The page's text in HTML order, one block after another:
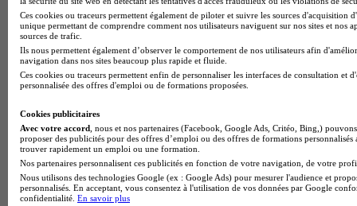
BTS Ndrc en alternance
BTS Sam en alternance
Cap Fleuriste en alternance
BTS Sio en alternance
MSc Marketing Digital en alternance
BTS Gpme en alternance
BTS Gpn en alternance
BTS Domotique en alternance
BAC Pro Agora en alternance
BTS Sta en alternance
BTS Iris en alternance
BTS Tpl en alternance
BTS Ati en alternance
Ces cookies ou traceurs permettent également de piloter et suivre les sources d'acquisition
unique permettant de comprendre comment nos utilisateurs naviguent sur nos sites et nos
sources de trafic.
Ils nous permettent également d’observer le comportement de nos utilisateurs afin
navigation dans nos sites beaucoup plus rapide et fluide.
Ces cookies ou traceurs permettent enfin de personnaliser les interfaces de consultation et
personnalisée des offres d'emploi ou de formations proposées.
Cookies publicitaires
Avec votre accord , nous et nos partenaires (Facebook, Google Ads, Critéo, Bing,)
proposer des publicités pour des offres d’emploi ou des offres de formations
trouver rapidement un emploi ou une formation.
Nos partenaires personnalisent ces publicités en fonction de votre navigation, de votre
Nous utilisons des technologies Google (ex : Google Ads) pour mesurer l'audience et
personnalisés. En acceptant, vous consentez à l'utilisation de vos données par Google
confidentialité. En savoir plus